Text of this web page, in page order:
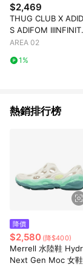
$2,469
THUG CLUB X
S ADIFOM
MULE BLACK
AREA 02
1%
熱銷排行榜
降價
$2,580 (降$400)
Merrell 水陸鞋
Next Gen Moc 女鞋